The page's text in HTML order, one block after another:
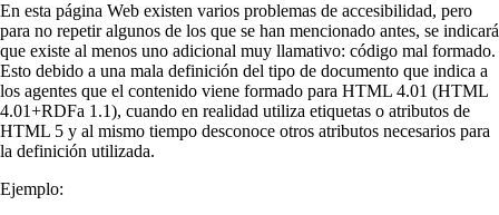
En esta página Web existen varios problemas de accesibilidad, pero
para no repetir algunos de los que se han mencionado antes, se indicará
que existe al menos uno adicional muy llamativo: código mal formado.
Esto debido a una mala definición del tipo de documento que indica a
los agentes que el contenido viene formado para HTML 4.01 (HTML
4.01+RDFa 1.1), cuando en realidad utiliza etiquetas o atributos de
HTML 5 y al mismo tiempo desconoce otros atributos necesarios para
la definición utilizada.
Ejemplo: